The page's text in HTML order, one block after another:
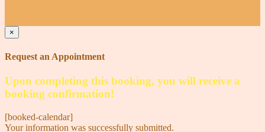
×
Request an Appointment
Upon completing this booking, you will receive a
booking confirmation!
[booked-calendar]
Your information was successfully submitted.